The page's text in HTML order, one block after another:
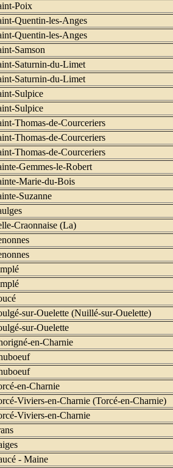
Poix
Quentin-les-Anges
Quentin-les-Anges
Samson
Saturnin-du-Limet
Saturnin-du-Limet
Sulpice
Sulpice
Thomas-de-Courceriers
Thomas-de-Courceriers
Thomas-de-Courceriers
Gemmes-le-Robert
Marie-du-Bois
Suzanne
Craonnaise (La)
sur-Ouelette (Nuillé-sur-Ouelette)
sur-Ouelette
en-Charnie
en-Charnie
Viviers-en-Charnie (Torcé-en-Charnie)
Viviers-en-Charnie
- Maine